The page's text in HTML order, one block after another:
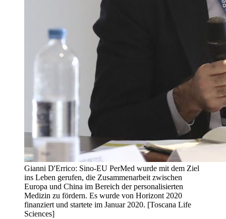
Gianni D'Errico: Sino-EU PerMed wurde mit dem Ziel
ins Leben gerufen, die Zusammenarbeit zwischen
Europa und China im Bereich der personalisierten
Medizin zu fördern. Es wurde von Horizont 2020
finanziert und startete im Januar 2020. [Toscana Life
Sciences]